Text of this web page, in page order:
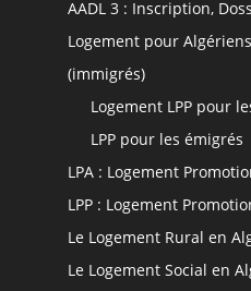
AADL 3 : Inscription,
Logement pour
(immigrés)
Logement LPP pour
LPP pour les émigrés
LPA : Logement
LPP : Logement
Le Logement Rural en
Le Logement Social en